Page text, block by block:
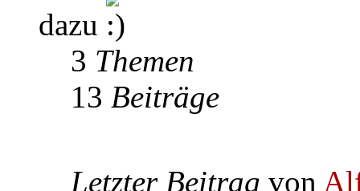
dazu
3 Themen
13 Beiträge
Letzter Beitrag von